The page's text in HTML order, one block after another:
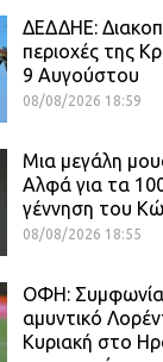
ΔΕΔΔΗΕ:
περιοχές της
9 Αυγούστου
08/08/2026 18:59
Μια μεγάλη
Αλφά για τα
γέννηση του
08/08/2026 18:55
ΟΦΗ: Συμφωνία
αμυντικό
Κυριακή στο